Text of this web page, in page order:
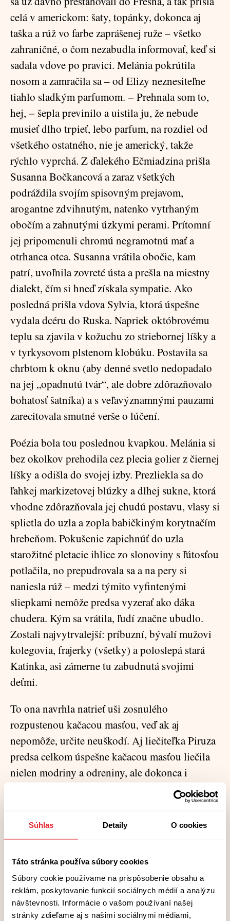
Súhlas Detaily O cookies
Táto stránka používa súbory cookies
Súbory cookie používame na prispôsobenie obsahu a
reklám, poskytovanie funkcií sociálnych médií a analýzu
návštevnosti. Informácie o vašom používaní našej
stránky zdieľame aj s našimi sociálnymi médiami,
celá v americkom: šaty, topánky, dokonca aj
taška a rúž vo farbe zaprášenej ruže – všetko
zahraničné, o čom nezabudla informovať, keď si
sadala vdove po pravici. Melánia pokrútila
nosom a zamračila sa – od Elizy neznesiteľne
tiahlo sladkým parfumom. − Prehnala som to,
hej, − šepla previnilo a uistila ju, že nebude
musieť dlho trpieť, lebo parfum, na rozdiel od
všetkého ostatného, nie je americký, takže
rýchlo vyprchá. Z ďalekého Ečmiadzina prišla
Susanna Bočkancová a zaraz všetkých
podráždila svojím spisovným prejavom,
arogantne zdvihnutým, natenko vytrhaným
obočím a zahnutými úzkymi perami. Prítomní
jej pripomenuli chromú negramotnú mať a
otrhanca otca. Susanna vrátila obočie, kam
patrí, uvoľnila zovreté ústa a prešla na miestny
dialekt, čím si hneď získala sympatie. Ako
posledná prišla vdova Sylvia, ktorá úspešne
vydala dcéru do Ruska. Napriek októbrovému
teplu sa zjavila v kožuchu zo striebornej líšky a
v tyrkysovom plstenom klobúku. Postavila sa
chrbtom k oknu (aby denné svetlo nedopadalo
na jej „opadnutú tvár“, ale dobre zdôrazňovalo
bohatosť šatníka) a s veľavýznamnými pauzami
zarecitovala smutné verše o lúčení.
Poézia bola tou poslednou kvapkou. Melánia si
bez okolkov prehodila cez plecia golier z čiernej
líšky a odišla do svojej izby. Prezliekla sa do
ľahkej markizetovej blúzky a dlhej sukne, ktorá
vhodne zdôrazňovala jej chudú postavu, vlasy si
splietla do uzla a zopla babičkiným korytnačím
hrebeňom. Pokušenie zapichnúť do uzla
starožitné pletacie ihlice zo slonoviny s ľútosťou
potlačila, no prepudrovala sa a na pery si
naniesla rúž – medzi týmito vyfintenými
sliepkami nemôže predsa vyzerať ako dáka
chudera. Kým sa vrátila, ľudí značne ubudlo.
Zostali najvytrvalejší: príbuzní, bývalí mužovi
kolegovia, frajerky (všetky) a poloslepá stará
Katinka, asi zámerne tu zabudnutá svojimi
deťmi.
To ona navrhla natrieť uši zosnulého
rozpustenou kačacou masťou, veď ak aj
nepomôže, určite neuškodí. Aj liečiteľka Piruza
predsa celkom úspešne kačacou masťou liečila
nielen modriny a odreniny, ale dokonca i
dcéra moja! − zamrmlala Katinka a okrajom
namietnuť, že zosnulému nezáleží na tom, akej
farby má uši, ale keď periférne pohľadom
zachytila pohyb obočia Susanny Bočkancovej,
rozmyslela si to, nebude sa jej tá škodoradostne